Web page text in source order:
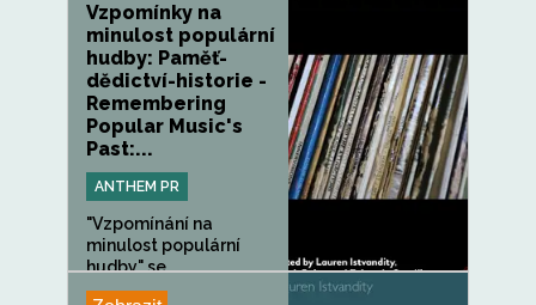
Vzpomínky na
minulost populární
hudby: Paměť-
dědictví-historie -
Remembering
Popular Music's
Past:...
ANTHEM PR
"Vzpomínání na
minulost populární
hudby" se...